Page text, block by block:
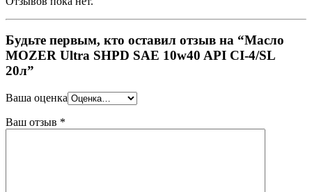
Будьте первым, кто оставил отзыв на “Масло
MOZER Ultra SHPD SAE 10w40 API CI-4/SL
20л”
Ваша оценка
Ваш отзыв *